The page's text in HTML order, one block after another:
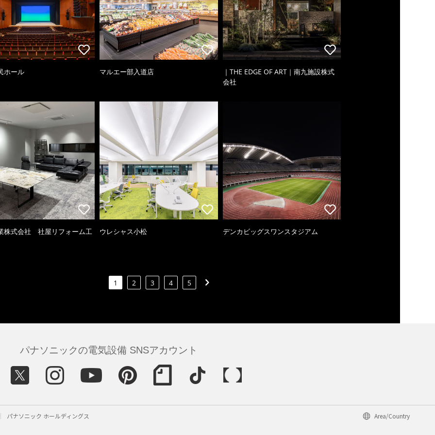
ホール マルエー部入道店
｜THE EDGE OF ART｜南九施設株式
会社
株式会社 社屋リフォーム工 ウレシャス小松 デンカビッグスワンスタジアム
1 2 3 4 5
パナソニックの電気設備 SNSアカウント
パナソニック ホールディングス Area/Country